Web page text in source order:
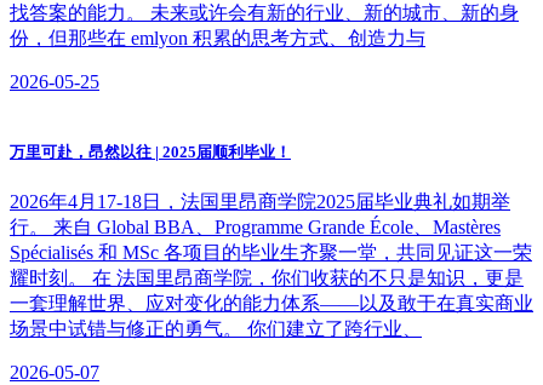
找答案的能力。 未来或许会有新的行业、新的城市、新的身
份，但那些在 emlyon 积累的思考方式、创造力与
2026-05-25
万里可赴，昂然以往 | 2025届顺利毕业！
2026年4月17-18日，法国里昂商学院2025届毕业典礼如期举
行。 来自 Global BBA、Programme Grande École、Mastères
Spécialisés 和 MSc 各项目的毕业生齐聚一堂，共同见证这一荣
耀时刻。 在 法国里昂商学院，你们收获的不只是知识，更是
一套理解世界、应对变化的能力体系——以及敢于在真实商业
场景中试错与修正的勇气。 你们建立了跨行业、
2026-05-07